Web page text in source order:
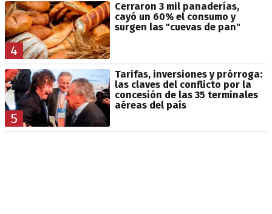
4
Cerraron 3 mil panaderías,
cayó un 60% el consumo y
surgen las "cuevas de pan"
5
Tarifas, inversiones y prórroga:
las claves del conflicto por la
concesión de las 35 terminales
aéreas del país